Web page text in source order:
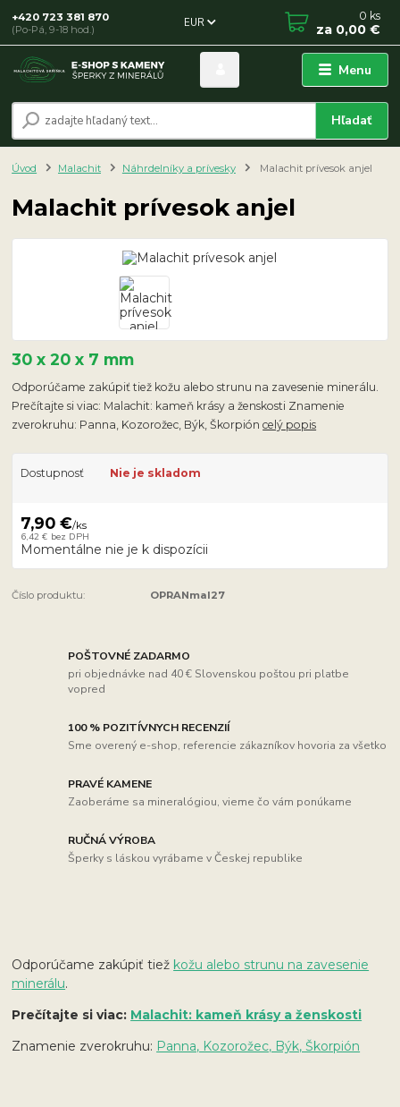
Menu
EUR
Hľadať
+420 723 381 870
(Po-Pá, 9-18 hod.)
0 ks
za 0,00 €
Úvod Malachit Náhrdelníky a prívesky Malachit prívesok anjel
Malachit prívesok anjel
30 x 20 x 7 mm
Odporúčame zakúpiť tiež kožu alebo strunu na zavesenie minerálu.
Prečítajte si viac: Malachit: kameň krásy a ženskosti Znamenie
zverokruhu: Panna, Kozorožec, Býk, Škorpióncelý popis
Dostupnosť Nie je skladom
7,90 €/ks
6,42 € bez DPH
Momentálne nie je k dispozícii
Číslo produktu: OPRANmal27
POŠTOVNÉ ZADARMO
pri objednávke nad 40 € Slovenskou poštou pri platbe
vopred
100 % POZITÍVNYCH RECENZIÍ
Sme overený e-shop, referencie zákazníkov hovoria za všetko
PRAVÉ KAMENE
Zaoberáme sa mineralógiou, vieme čo vám ponúkame
RUČNÁ VÝROBA
Šperky s láskou vyrábame v Českej republike
Odporúčame zakúpiť tiež kožu alebo strunu na zavesenie
minerálu.
Prečítajte si viac: Malachit: kameň krásy a ženskosti
Znamenie zverokruhu: Panna, Kozorožec, Býk, Škorpión